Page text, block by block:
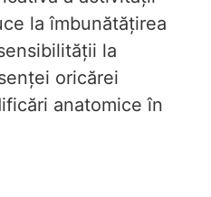
la îmbunătățirea
la
oricărei
anatomice în